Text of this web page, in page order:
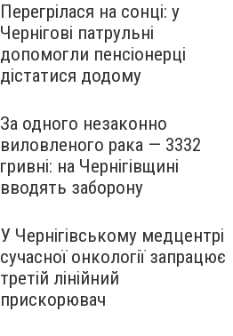
Перегрілася на сонці: у
Чернігові патрульні
допомогли пенсіонерці
дістатися додому
За одного незаконно
виловленого рака — 3332
гривні: на Чернігівщині
вводять заборону
У Чернігівському медцентрі
сучасної онкології запрацює
третій лінійний
прискорювач